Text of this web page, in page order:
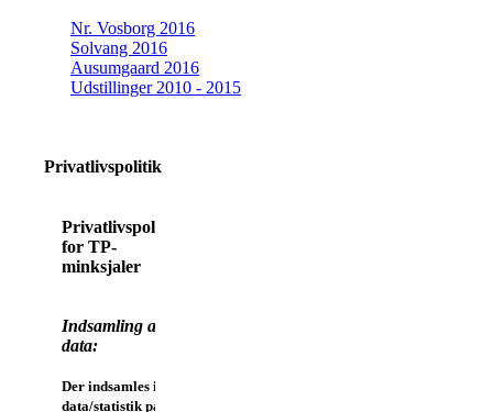
Nr. Vosborg 2016
Solvang 2016
Ausumgaard 2016
Udstillinger 2010 - 2015
Privatlivspolitik
Privatlivspolitik
for TP-
minksjaler
Indsamling af
data:
Der indsamles ikke
data/statistik på